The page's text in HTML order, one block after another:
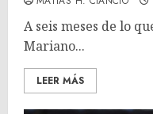
A seis meses de lo
Mariano...
LEER MÁS